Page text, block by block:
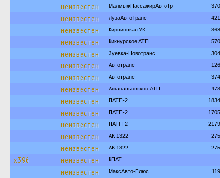
неизвестен МалмыжПассажирАвтоТр
неизвестен ЛузаАвтоТранс
неизвестен Кирсинская УК
неизвестен Кикнурское АТП
неизвестен Зуевка-Новотранс
неизвестен Автотранс
неизвестен Автотранс
неизвестен Афанасьевское АТП
неизвестен ПАТП-2
неизвестен ПАТП-2
неизвестен ПАТП-2
неизвестен АК 1322
неизвестен АК 1322
х396 неизвестен КПАТ
неизвестен МаксАвто-Плюс